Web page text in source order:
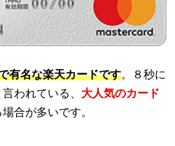
有名な楽天カードです。８秒に
われている、 大人気のカード
合が多いです。